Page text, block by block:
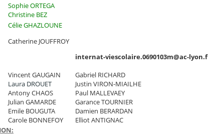
Sophie ORTEGA
Christine BEZ
Célie GHAZLOUNE
Catherine JOUFFROY
internat-viescolaire.0690103m@ac-
Vincent GAUGAIN
Gabriel RICHARD
Laura DROUET
Justin VIRON-MIAILHE
Antony CHAOS
Paul MALLEVAEY
Julian GAMARDE
Garance TOURNIER
Emile BOUGUTA
Damien BERARDAN
Carole BONNEFOY
Elliot ANTIGNAC